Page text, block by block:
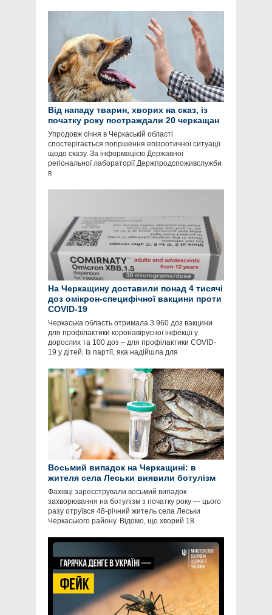
Від нападу тварин, хворих на сказ, із
початку року постраждали 20 черкащан
Упродовж січня в Черкаській області
спостерігається погіршення епізоотичної ситуації
щодо сказу. За інформацією Державної
регіональної лабораторії Держпродспоживслужби
в
На Черкащину доставили понад 4 тисячі
доз омікрон-специфічної вакцини проти
COVID-19
Черкаська область отримала 3 960 доз вакцини
для профілактики коронавірусної інфекції у
дорослих та 100 доз – для профілактики COVID-
19 у дітей. Із партії, яка надійшла для
Восьмий випадок на Черкащині: в
жителя села Леськи виявили ботулізм
Фахівці зареєстрували восьмий випадок
захворювання на ботулізм з початку року — цього
разу отруївся 48-річний житель села Леськи
Черкаського району. Відомо, що хворий 18